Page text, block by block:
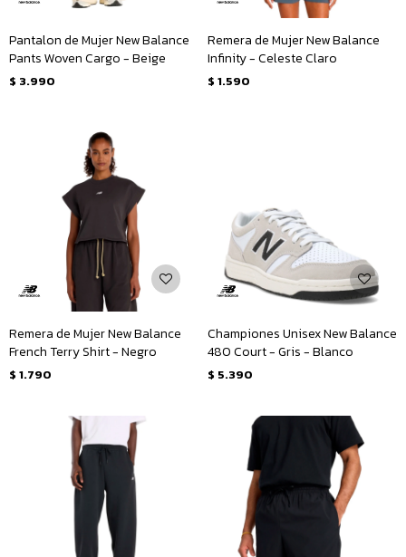
Pantalon de Mujer New Balance
Pants Woven Cargo - Beige
$ 3.990
Remera de Mujer New Balance
Infinity - Celeste Claro
$ 1.590
Remera de Mujer New Balance
French Terry Shirt - Negro
$ 1.790
Championes Unisex New Balance
480 Court - Gris - Blanco
$ 5.390